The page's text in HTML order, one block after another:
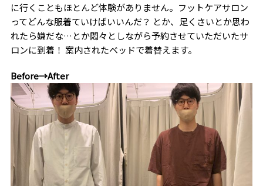
に行くこともほとんど体験がありません。フットケアサロン
ってどんな服着ていけばいいんだ？ とか、足くさいとか思わ
れたら嫌だな…とか悶々としながら予約させていただいたサ
ロンに到着！ 案内されたベッドで着替えます。
Before→After